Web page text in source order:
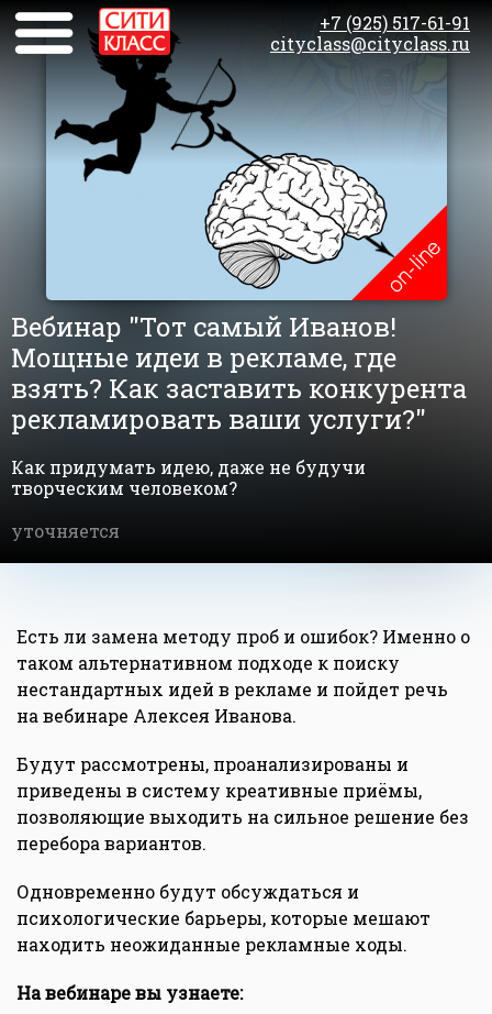
+7 (925) 517-61-91
cityclass@cityclass.ru
Вебинар "Тот самый Иванов!
Мощные идеи в рекламе, где
взять? Как заставить конкурента
рекламировать ваши услуги?"
Как придумать идею, даже не будучи
творческим человеком?
уточняется
Есть ли замена методу проб и ошибок? Именно о
таком альтернативном подходе к поиску
нестандартных идей в рекламе и пойдет речь
на вебинаре Алексея Иванова.
Будут рассмотрены, проанализированы и
приведены в систему креативные приёмы,
позволяющие выходить на сильное решение без
перебора вариантов.
Одновременно будут обсуждаться и
психологические барьеры, которые мешают
находить неожиданные рекламные ходы.
На вебинаре вы узнаете: